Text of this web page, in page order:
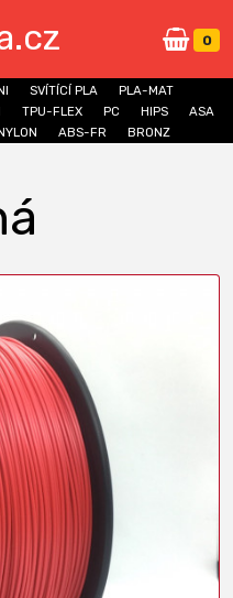
0
SVÍTÍCÍ PLA
PLA-MAT
TPU-FLEX PC HIPS
ASA
ABS-FR BRONZ